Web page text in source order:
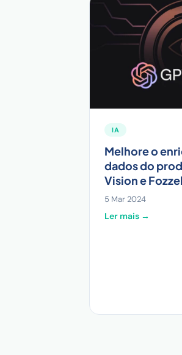
IA
Melhore o
dados do
Vision e
5 Mar 2024
Ler mais →